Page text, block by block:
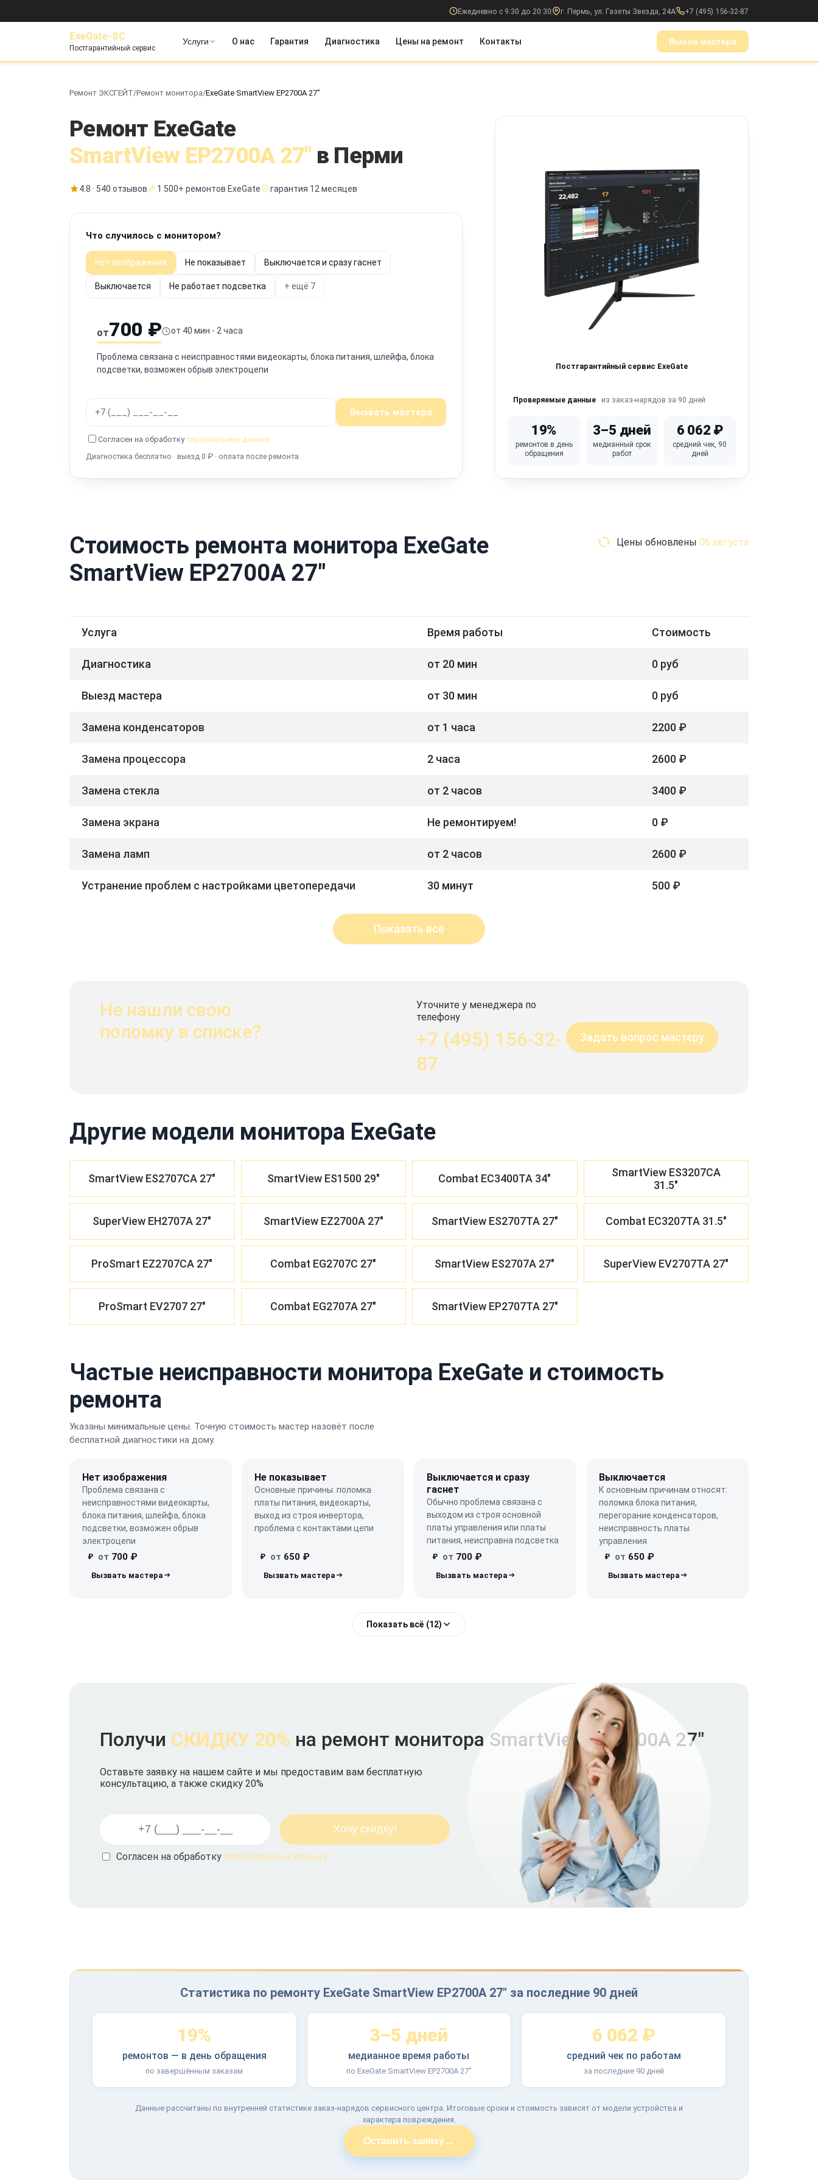
Ежедневно с 9:30 до 20:30 г. Пермь, ул. Газеты Звезда, 24А +7 (495) 156-32-87
ExeGate-SC
Постгарантийный сервис
Услуги О нас Гарантия Диагностика Цены на ремонт Контакты Вызов мастера
Ремонт ЭКСГЕЙТ/Ремонт монитора/ExeGate SmartView EP2700A 27"
Ремонт ExeGate
SmartView EP2700A 27" в Перми
4.8 · 540 отзывов 1 500+ ремонтов ExeGate гарантия 12 месяцев
Что случилось с монитором?
Нет изображения Не показывает Выключается и сразу гаснет
Выключается Не работает подсветка + ещё 7
от700 ₽ от 40 мин - 2 часа
Проблема связана с неисправностями видеокарты, блока питания, шлейфа, блока
подсветки, возможен обрыв электроцепи
Вызвать мастера
Согласен на обработку персональных данных
Диагностика бесплатно · выезд 0 ₽ · оплата после ремонта
Постгарантийный сервис ExeGate
Проверяемые данные из заказ-нарядов за 90 дней
19%
ремонтов в день
обращения
3–5 дней
медианный срок
работ
6 062 ₽
средний чек, 90
дней
Стоимость ремонта монитора ExeGate
SmartView EP2700A 27"
Цены обновлены 06 августа
Услуга Время работы Стоимость
Диагностика от 20 мин 0 руб
Выезд мастера от 30 мин 0 руб
Замена конденсаторов от 1 часа 2200 ₽
Замена процессора 2 часа 2600 ₽
Замена стекла от 2 часов 3400 ₽
Замена экрана Не ремонтируем! 0 ₽
Замена ламп от 2 часов 2600 ₽
Устранение проблем с настройками цветопередачи 30 минут 500 ₽
Показать всё
Не нашли свою
поломку в списке?
Уточните у менеджера по
телефону
+7 (495) 156-32-
87
Задать вопрос мастеру
Другие модели монитора ExeGate
SmartView ES2707CA 27" SmartView ES1500 29" Combat EC3400TA 34"
SmartView ES3207CA
31.5"
SuperView EH2707A 27" SmartView EZ2700A 27" SmartView ES2707TA 27" Combat EC3207TA 31.5"
ProSmart EZ2707CA 27" Combat EG2707C 27" SmartView ES2707A 27" SuperView EV2707TA 27"
ProSmart EV2707 27" Combat EG2707A 27" SmartView EP2707TA 27"
Частые неисправности монитора ExeGate и стоимость
ремонта
Указаны минимальные цены. Точную стоимость мастер назовёт после
бесплатной диагностики на дому.
Нет изображения
Проблема связана с
неисправностями видеокарты,
блока питания, шлейфа, блока
подсветки, возможен обрыв
электроцепи
₽ от 700 ₽
Не показывает
Основные причины: поломка
платы питания, видеокарты,
выход из строя инвертора,
проблема с контактами цепи
₽ от 650 ₽
Выключается и сразу
гаснет
Обычно проблема связана с
выходом из строя основной
платы управления или платы
питания, неисправна подсветка
₽ от 700 ₽
Выключается
К основным причинам относят:
поломка блока питания,
перегорание конденсаторов,
неисправность платы
управления
₽ от 650 ₽
Показать всё (12)
Получи СКИДКУ 20% на ремонт монитора SmartView EP2700A 27"
Оставьте заявку на нашем сайте и мы предоставим вам бесплатную
консультацию, а также скидку 20%
Согласен на обработку персональных данных
Статистика по ремонту ExeGate SmartView EP2700A 27" за последние 90 дней
19%
ремонтов — в день обращения
по завершённым заказам
3–5 дней
медианное время работы
по ExeGate SmartView EP2700A 27"
6 062 ₽
средний чек по работам
за последние 90 дней
Данные рассчитаны по внутренней статистике заказ-нарядов сервисного центра. Итоговые сроки и стоимость зависят от модели устройства и
характера повреждения.
Оставить заявку→